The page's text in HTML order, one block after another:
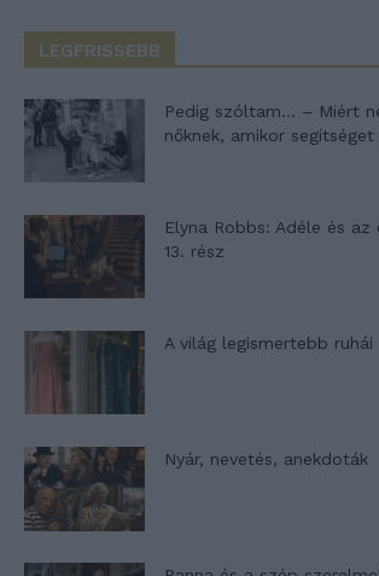
LEGFRISSEBB
Pedig szóltam… – Miért
nőknek, amikor segítséget
Elyna Robbs: Adéle és
13. rész
A világ legismertebb ruhái
Nyár, nevetés, anekdoták